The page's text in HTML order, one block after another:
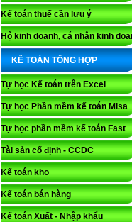
Kế toán thuế cần lưu ý
Hộ kinh doanh, cá nhân kinh
KẾ TOÁN TỔNG HỢP
Tự học Kế toán trên Excel
Tự học Phần mềm kế toán Misa
Tự học phần mềm kế toán Fast
Tài sản cố định - CCDC
Kế toán kho
Kế toán bán hàng
Kế toán Xuất - Nhập khẩu